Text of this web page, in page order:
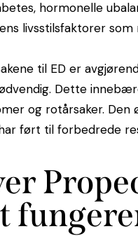
hormonelle
livsstilsfaktorer
til ED er
Dette
og rotårsaker.
ført til forbedrede